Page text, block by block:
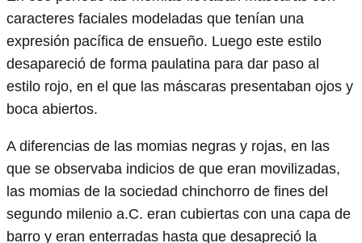
caracteres faciales modeladas que tenían una
expresión pacífica de ensueño. Luego este estilo
desapareció de forma paulatina para dar paso al
estilo rojo, en el que las máscaras presentaban ojos y
boca abiertos.
A diferencias de las momias negras y rojas, en las
que se observaba indicios de que eran movilizadas,
las momias de la sociedad chinchorro de fines del
segundo milenio a.C. eran cubiertas con una capa de
barro y eran enterradas hasta que desapreció la